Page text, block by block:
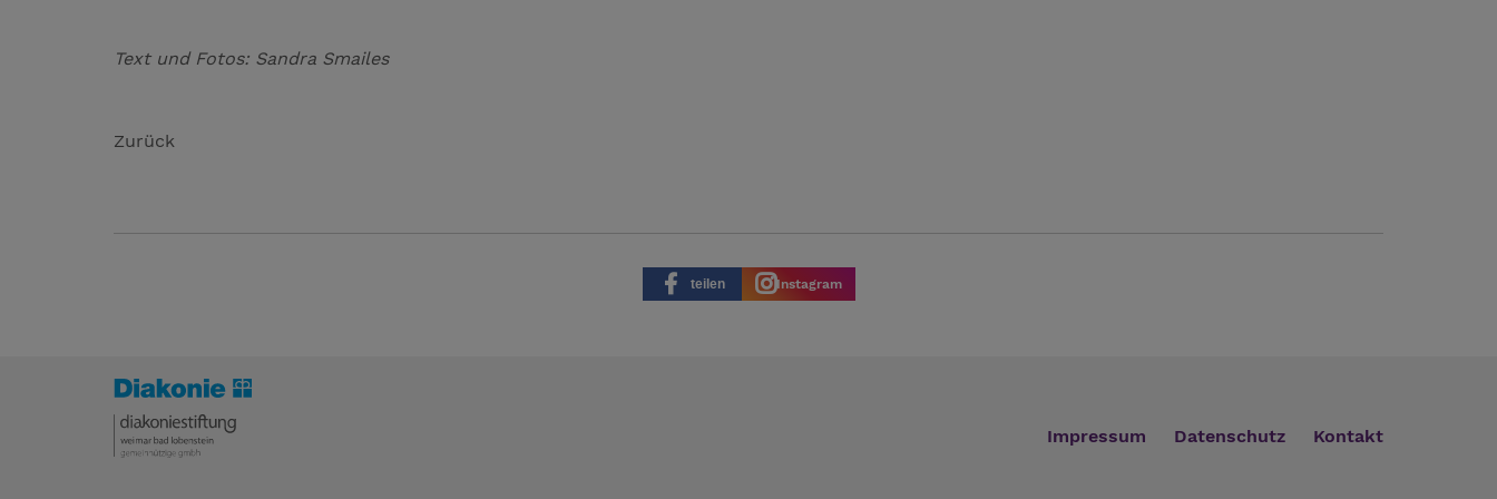
Text und Fotos: Sandra Smailes
Zurück
teilen Instagram
Impressum Datenschutz Kontakt